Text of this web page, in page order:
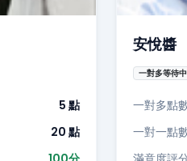
5 點
20 點
安悅醬
一對多等待中
一對多點
一對一點